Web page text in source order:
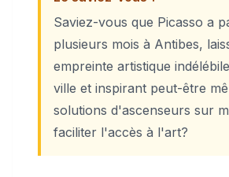
Saviez-vous que Picasso a
plusieurs mois à Antibes,
empreinte artistique
ville et inspirant peut-être
solutions d'ascenseurs sur
faciliter l'accès à l'art?